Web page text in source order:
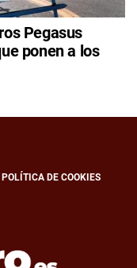
Pegasus
ponen a los
POLÍTICA DE COOKIES